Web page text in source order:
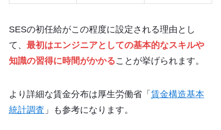
SESの初任給がこの程度に設定される理由とし
て、 最初はエンジニアとしての基本的なスキルや
知識の習得に時間がかかることが挙げられます。
より詳細な賃金分布は厚生労働省「 賃金構造基本
統計調査 」も参考になります。